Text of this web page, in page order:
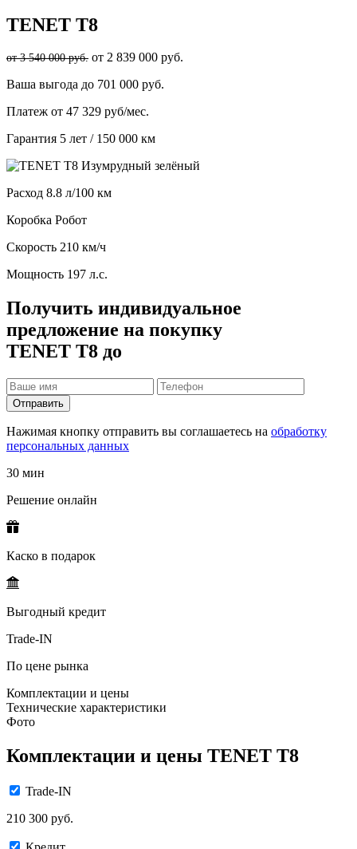
TENET T8
от 3 540 000 руб. от 2 839 000 руб.
Ваша выгода до 701 000 руб.
Платеж от 47 329 руб/мес.
Гарантия 5 лет / 150 000 км
Расход 8.8 л/100 км
Коробка Робот
Скорость 210 км/ч
Мощность 197 л.с.
Получить индивидуальное
предложение на покупку
TENET T8 до
Отправить
Нажимая кнопку отправить вы соглашаетесь на обработку
персональных данных
30 мин
Решение онлайн
Каско в подарок
Выгодный кредит
Trade-IN
По цене рынка
Комплектации и цены
Технические характеристики
Фото
Комплектации и цены TENET T8
Trade-IN
210 300 руб.